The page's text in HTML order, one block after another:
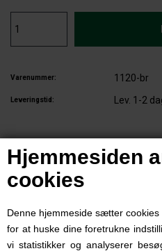
Hjemmesiden
cookies
Denne hjemmeside sætter
for at huske dine foretrukne
vi statistikker og analyserer
Varenummer: 1120-br
Leveringstid: Lev. 1-2
Fenriz er en serie halsbånd, liner og
webbing. Materielet er solidt og
designet med fokus på funktionalitet.
0 anmeldelser
Produktet er endnu ikke anmeldt.Skriv en